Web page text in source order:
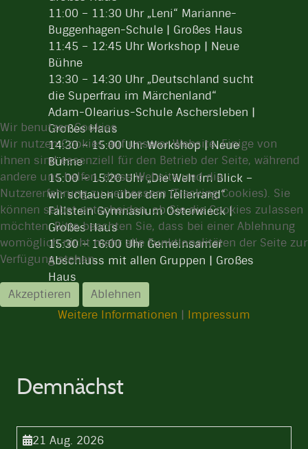
11:00 – 11:30 Uhr „Leni“ Marianne-
Buggenhagen-Schule | Großes Haus
11:45 – 12:45 Uhr Workshop | Neue
Bühne
13:30 – 14:30 Uhr „Deutschland sucht
die Superfrau im Märchenland“
Adam-Olearius-Schule Aschersleben |
Großes Haus
14:30 – 15:00 Uhr Workshop | Neue
Bühne
15:00 – 15:20 Uhr „Die Welt im Blick –
wir schauen über den Tellerrand“
Fallstein Gymnasium Osterwieck |
Großes Haus
15:30 – 16:00 Uhr Gemeinsamer
Abschluss mit allen Gruppen | Großes
Haus
Demnächst
21 Aug. 2026
Wir benutzen Cookies
Wir nutzen Cookies auf unserer Website. Einige von
ihnen sind essenziell für den Betrieb der Seite, während
andere uns helfen, diese Website und die
Nutzererfahrung zu verbessern (Tracking Cookies). Sie
können selbst entscheiden, ob Sie die Cookies zulassen
möchten. Bitte beachten Sie, dass bei einer Ablehnung
womöglich nicht mehr alle Funktionalitäten der Seite zur
Verfügung stehen.
Akzeptieren
Ablehnen
Weitere Informationen | Impressum